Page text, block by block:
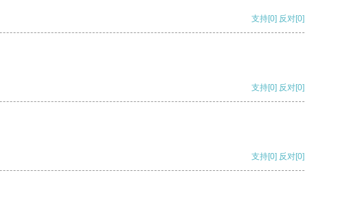
支持[0] 反对[0]
支持[0] 反对[0]
支持[0] 反对[0]